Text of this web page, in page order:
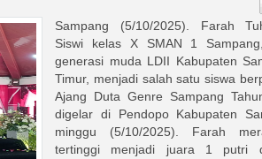
Sampang (5/10/2025). Farah
Siswi kelas X SMAN 1
generasi muda LDII Kabupaten
Timur, menjadi salah satu siswa
Ajang Duta Genre Sampang
digelar di Pendopo Kabupaten
minggu (5/10/2025). Farah
tertinggi menjadi juara 1 putri